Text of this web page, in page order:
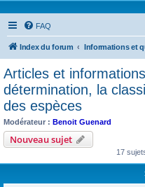
FAQ
Index du forum
Articles et
détermination, la
des espèces
Modérateur : Benoit Guenard
Nouveau sujet
17